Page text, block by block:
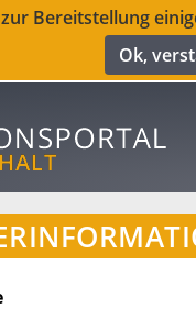
Bereitstellung
Ok,